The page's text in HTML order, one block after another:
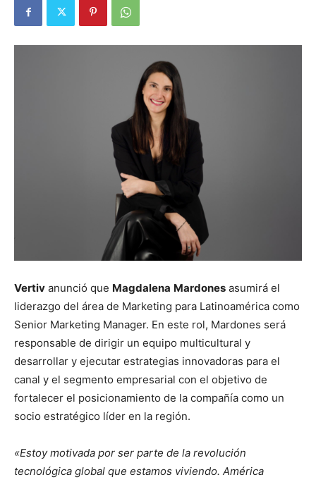
Vertiv anunció que Magdalena Mardones asumirá el
liderazgo del área de Marketing para Latinoamérica como
Senior Marketing Manager. En este rol, Mardones será
responsable de dirigir un equipo multicultural y
desarrollar y ejecutar estrategias innovadoras para el
canal y el segmento empresarial con el objetivo de
fortalecer el posicionamiento de la compañía como un
socio estratégico líder en la región.
«Estoy motivada por ser parte de la revolución
tecnológica global que estamos viviendo. América